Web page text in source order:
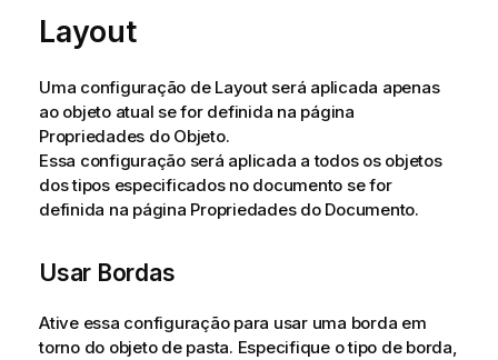
Layout
Uma configuração de Layout será aplicada apenas
ao objeto atual se for definida na página
Propriedades do Objeto.
Essa configuração será aplicada a todos os objetos
dos tipos especificados no documento se for
definida na página Propriedades do Documento.
Usar Bordas
Ative essa configuração para usar uma borda em
torno do objeto de pasta. Especifique o tipo de borda,